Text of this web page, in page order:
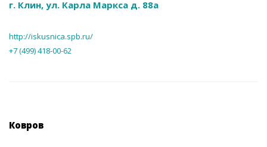
г. Клин, ул. Карла Маркса д. 88а
http://iskusnica.spb.ru/
+7 (499) 418-00-62
Ковров